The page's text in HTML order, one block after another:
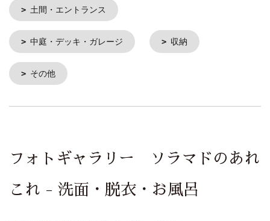
土間・エントランス
中庭・デッキ・ガレージ 収納
その他
フォトギャラリー ソラマドのあれ
これ - 洗面・脱衣・お風呂